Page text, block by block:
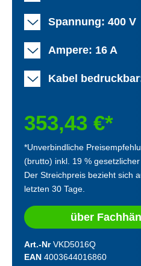
Spannung: 400 V
Ampere: 16 A
Kabel
353,43 €*
*Unverbindliche
(brutto) inkl. 19 % gesetzlicher
Der Streichpreis bezieht sich
letzten 30 Tage.
über
Art.-NrVKD5016Q
EAN 4003644016860